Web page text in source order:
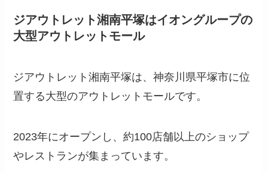
ジアウトレット湘南平塚はイオングループの
大型アウトレットモール
ジアウトレット湘南平塚は、神奈川県平塚市に位
置する大型のアウトレットモールです。
2023年にオープンし、約100店舗以上のショップ
やレストランが集まっています。